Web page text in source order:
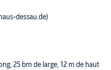
dessau.de)
25 bm de large, 12 m de haut